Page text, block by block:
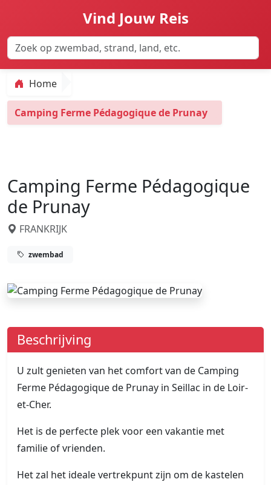
Vind Jouw Reis
Home
Camping Ferme Pédagogique de Prunay
Camping Ferme Pédagogique
de Prunay
FRANKRIJK
zwembad
Beschrijving
U zult genieten van het comfort van de Camping
Ferme Pédagogique de Prunay in Seillac in de Loir-
et-Cher.
Het is de perfecte plek voor een vakantie met
familie of vrienden.
Het zal het ideale vertrekpunt zijn om de kastelen